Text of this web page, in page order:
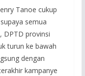
Tanoe cukup
semua
DPTD provinsi
turun ke bawah
dengan
kampanye